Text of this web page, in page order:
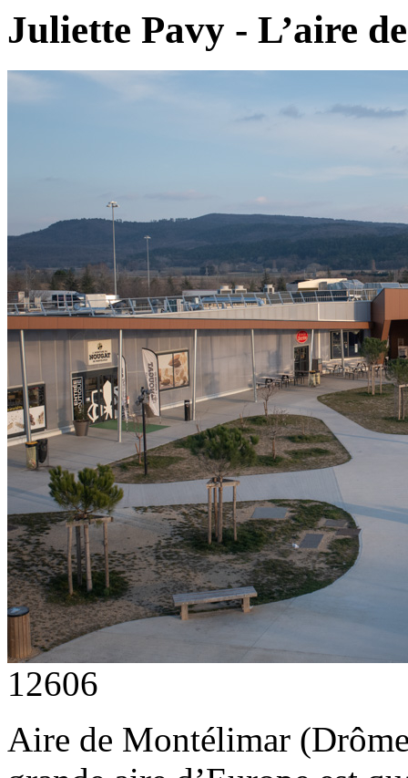
Juliette Pavy - L’aire
12606
Aire de Montélimar